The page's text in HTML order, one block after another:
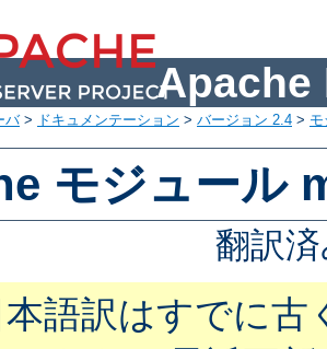
Apache
バ> ドキュメンテーション > バージョン 2.4 >
モジュール
翻訳
語訳はすでに古